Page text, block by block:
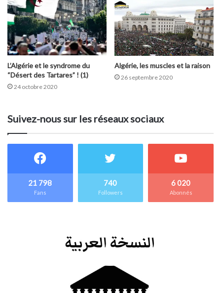
L’Algérie et le syndrome du
“Désert des Tartares” ! (1)
24 octobre 2020
Algérie, les muscles et la raison
26 septembre 2020
Suivez-nous sur les réseaux sociaux
21 798
Fans
740
Followers
6 020
Abonnés